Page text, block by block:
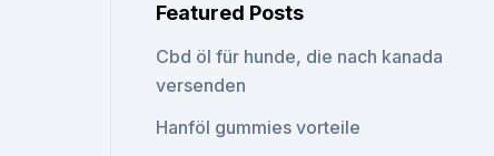
Featured Posts
Cbd öl für hunde, die nach kanada
versenden
Hanföl gummies vorteile